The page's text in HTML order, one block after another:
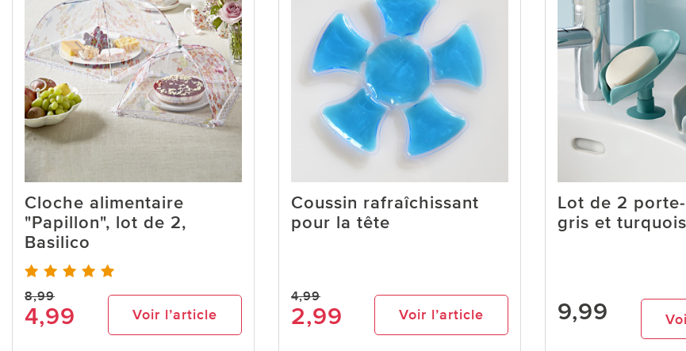
Cloche alimentaire
"Papillon", lot de 2,
Basilico
8,99
4,99 Voir l’article
Coussin rafraîchissant
pour la tête
4,99
2,99 Voir l’article
Lot de 2
gris et
9,99